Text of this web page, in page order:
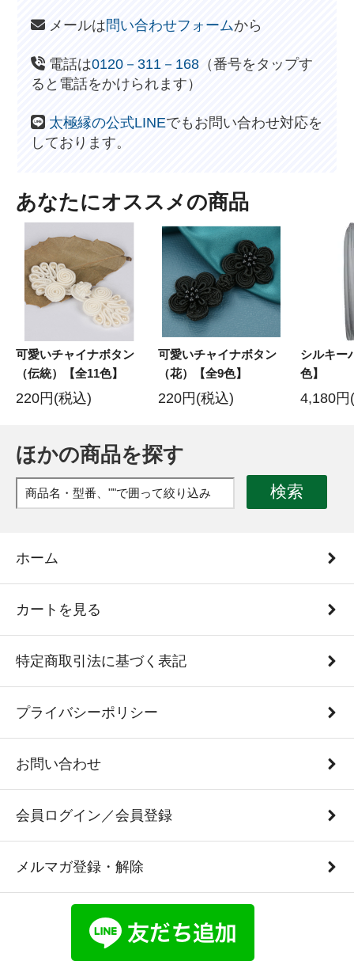
メールは問い合わせフォームから
電話は0120－311－168 （番号をタップす
ると電話をかけられます）
太極縁の公式LINEでもお問い合わせ対応を
しております。
あなたにオススメの商品
可愛いチャイナボタン
（伝統）【全11色】
220円(税込)
可愛いチャイナボタン
（花）【全9色】
220円(税込)
シルキー
色】
4,180円
ほかの商品を探す
検索
ホーム
カートを見る
特定商取引法に基づく表記
プライバシーポリシー
お問い合わせ
会員ログイン／会員登録
メルマガ登録・解除